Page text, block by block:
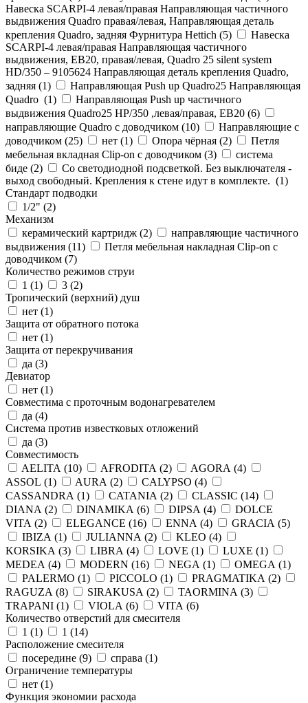
Навеска SCARPI-4 левая/правая Направляющая частичного
выдвижения Quadro правая/левая, Направляющая деталь
крепления Quadro, задняя Фурнитура Hettich (5)
Навеска
SCARPI-4 левая/правая Направляющая частичного
выдвижения, ЕВ20, правая/левая, Quadro 25 silent system
HD/350 – 9105624 Направляющая деталь крепления Quadro,
задняя (1)
Направляющая Push up Quadro25 Направляющая
Quadro (1)
Направляющая Push up частичного
выдвижения Quadro25 НР/350 ,левая/правая, ЕВ20 (6)
направляющие Quadro с доводчиком (10)
Направляющие с
доводчиком (25) нет (1) Опора чёрная (2)
Петля
мебельная вкладная Clip-on с доводчиком (3)
система
биде (2)
Со светодиодной подсветкой. Без выключателя -
выход свободный. Крепления к стене идут в комплекте. (1)
Стандарт подводки
1/2" (2)
Механизм
керамический картридж (2)
направляющие частичного
выдвижения (11)
Петля мебельная накладная Clip-on с
доводчиком (7)
Количество режимов струи
1 (1) 3 (2)
Тропический (верхний) душ
нет (1)
Защита от обратного потока
нет (1)
Защита от перекручивания
да (3)
Девиатор
нет (1)
Совместима с проточным водонагревателем
да (4)
Система против известковых отложений
да (3)
Совместимость
AELITA (10) AFRODITA (2) AGORA (4)
ASSOL (1) AURA (2) CALYPSO (4)
CASSANDRA (1) CATANIA (2) CLASSIC (14)
DIANA (2) DINAMIKA (6) DIPSA (4)
DOLCE
VITA (2) ELEGANCE (16) ENNA (4) GRACIA (5)
IBIZA (1) JULIANNA (2) KLEO (4)
KORSIKA (3) LIBRA (4) LOVE (1) LUXE (1)
MEDEA (4) MODERN (16) NEGA (1) OMEGA (1)
PALERMO (1) PICCOLO (1) PRAGMATIKA (2)
RAGUZA (8) SIRAKUSA (2) TAORMINA (3)
TRAPANI (1) VIOLA (6) VITA (6)
Количество отверстий для смесителя
1 (1) 1 (14)
Расположение смесителя
посередине (9) справа (1)
Ограничение температуры
нет (1)
Функция экономии расхода